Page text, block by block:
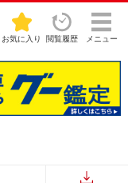
お気に入り 閲覧履歴 メニュー